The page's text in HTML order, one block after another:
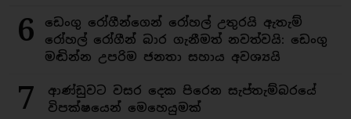
6
ඩෙංගු රෝගීන්ගෙන් රෝහල් උතුරයි ඇතැම්
රෝහල් රෝගීන් බාර ගැනීමත් නවත්වයි: ඩෙංගු
මඬින්න උපරිම ජනතා සහාය අවශ්‍යයි
7
ආණ්ඩුවට වසර දෙක පිරෙන සැප්තැම්බරයේ
විපක්ෂයෙන් මෙහෙයුමක්